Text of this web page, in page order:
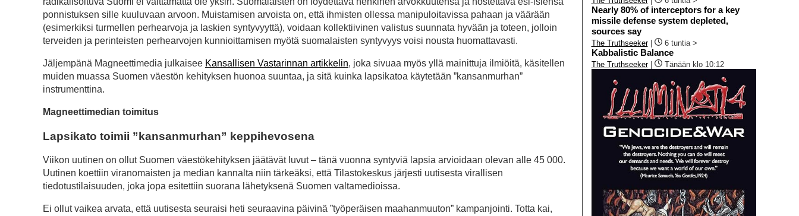
ponnistuksen sille kuuluvaan arvoon. Muistamisen arvoista on, että ihmisten ollessa manipuloitavissa pahaan ja väärään
(esimerkiksi turmellen perhearvoja ja laskien syntyvyyttä), voidaan kollektiivinen valistus suunnata hyvään ja toteen, jolloin
terveiden ja perinteisten perhearvojen kunnioittamisen myötä suomalaisten syntyvyys voisi nousta huomattavasti.
Jäljempänä Magneettimedia julkaisee Kansallisen Vastarinnan artikkelin, joka sivuaa myös yllä mainittuja ilmiöitä, käsitellen
muiden muassa Suomen väestön kehityksen huonoa suuntaa, ja sitä kuinka lapsikatoa käytetään ”kansanmurhan”
instrumenttina.
Magneettimedian toimitus
Lapsikato toimii ”kansanmurhan” keppihevosena
Viikon uutinen on ollut Suomen väestökehityksen jäätävät luvut – tänä vuonna syntyviä lapsia arvioidaan olevan alle 45 000.
Uutinen koettiin viranomaisten ja median kannalta niin tärkeäksi, että Tilastokeskus järjesti uutisesta virallisen
tiedotustilaisuuden, joka jopa esitettiin suorana lähetyksenä Suomen valtamedioissa.
Ei ollut vaikea arvata, että uutisesta seuraisi heti seuraavina päivinä ”työperäisen maahanmuuton” kampanjointi. Totta kai,
Nearly 80% of interceptors for a key
missile defense system depleted,
sources say
The Truthseeker| 6 tuntia >
Kabbalistic Balance
The Truthseeker| Tänään klo 10:12